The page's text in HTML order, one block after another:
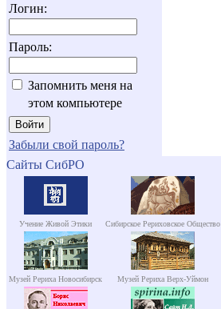
Логин:
Пароль:
Запомнить меня на
этом компьютере
Забыли свой пароль?
Сайты СибРО
Учение Живой Этики Сибирское Рериховское Общество
Музей Рериха Новосибирск Музей Рериха Верх-Уймон